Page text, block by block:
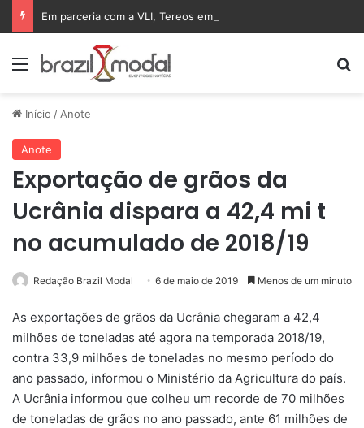
Menu
Início /Anote
Anote
Exportação de grãos da
Ucrânia dispara a 42,4 mi t
no acumulado de 2018/19
Redação Brazil Modal 6 de maio de 2019 Menos de um minuto
As exportações de grãos da Ucrânia chegaram a 42,4
milhões de toneladas até agora na temporada 2018/19,
contra 33,9 milhões de toneladas no mesmo período do
ano passado, informou o Ministério da Agricultura do país.
A Ucrânia informou que colheu um recorde de 70 milhões
de toneladas de grãos no ano passado, ante 61 milhões de